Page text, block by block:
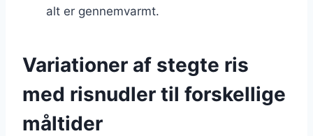
alt er gennemvarmt.
Variationer af stegte ris
med risnudler til forskellige
måltider